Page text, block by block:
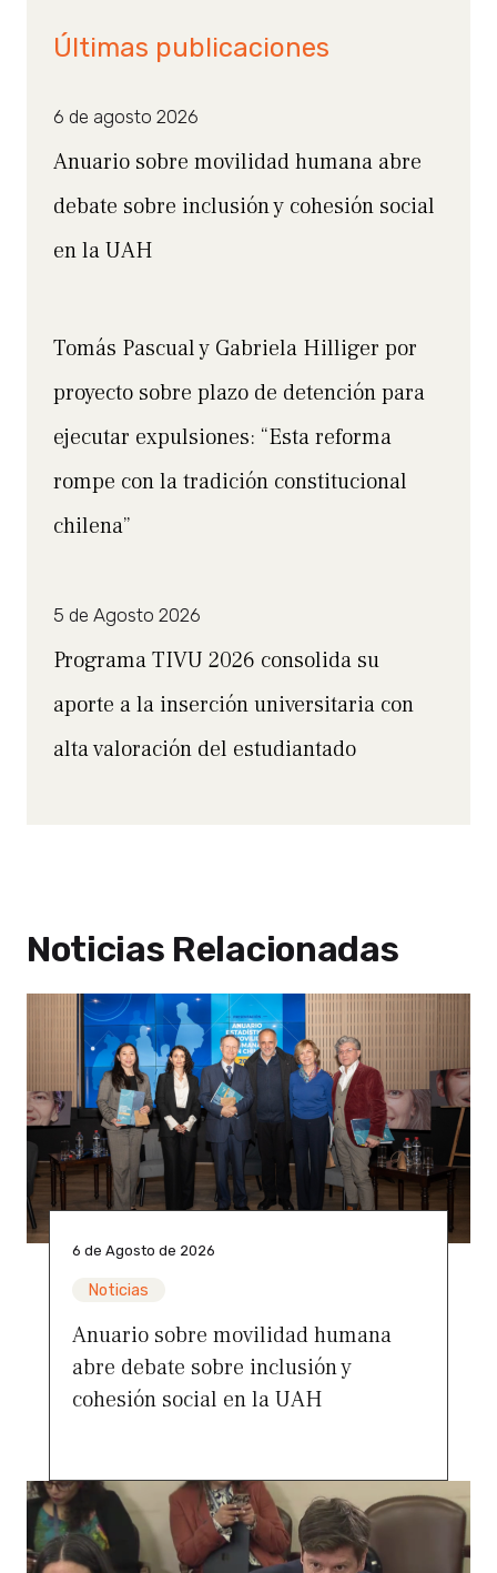
Últimas publicaciones
6 de agosto 2026
Anuario sobre movilidad humana abre
debate sobre inclusión y cohesión social
en la UAH
Tomás Pascual y Gabriela Hilliger por
proyecto sobre plazo de detención para
ejecutar expulsiones: “Esta reforma
rompe con la tradición constitucional
chilena”
5 de Agosto 2026
Programa TIVU 2026 consolida su
aporte a la inserción universitaria con
alta valoración del estudiantado
Noticias Relacionadas
6 de Agosto de 2026
Noticias
Anuario sobre movilidad humana
abre debate sobre inclusión y
cohesión social en la UAH